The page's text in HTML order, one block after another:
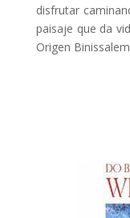
disfrutar
paisaje que da
Origen